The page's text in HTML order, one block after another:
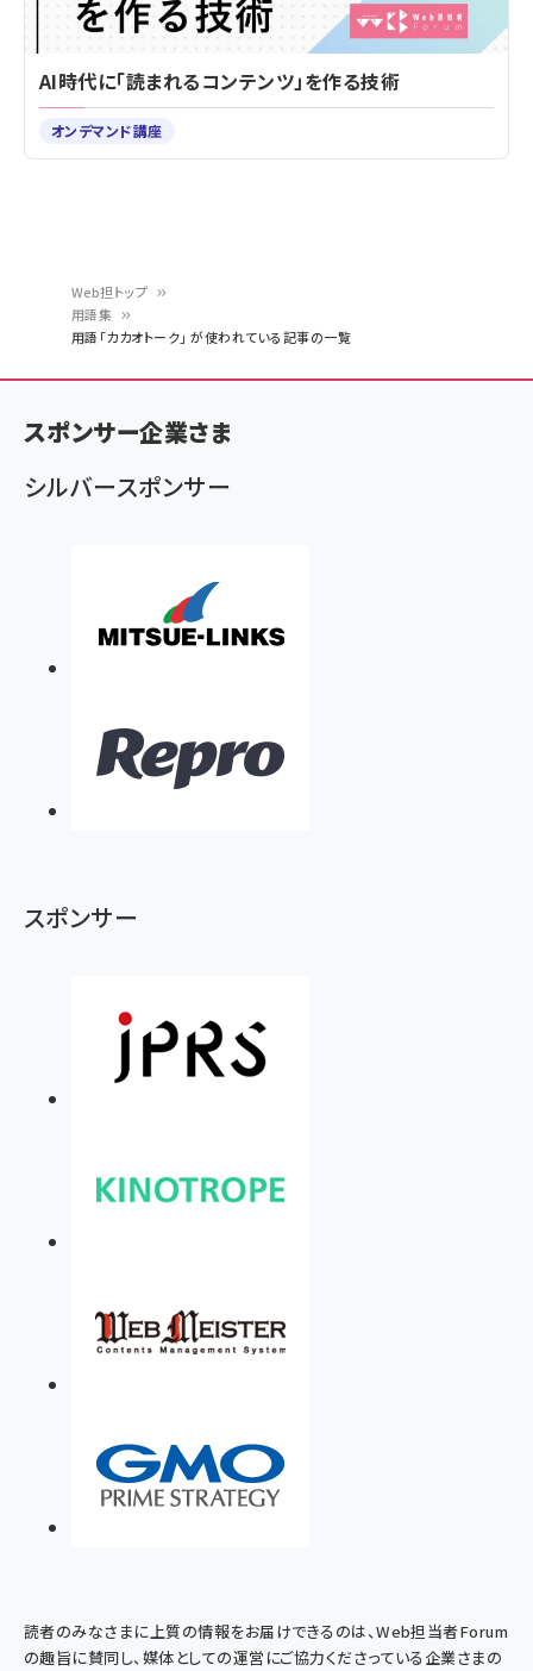
ン
く
ず
Web担トップ
用語集
用語「カカオトーク」 が使われている記事の一覧
AI時代に「読まれるコンテンツ」を作る技術
オンデマンド講座
スポンサー企業さま
シルバースポンサー
スポンサー
読者のみなさまに上質の情報をお届けできるのは、Web担当者Forum
の趣旨に賛同し、媒体としての運営にご協力くださっている企業さまの